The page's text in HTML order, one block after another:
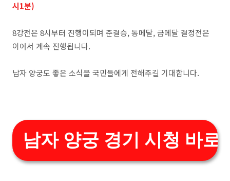
시1분)
8강전은 8시부터 진행이되며 준결승, 동메달, 금메달 결정전은
이어서 계속 진행됩니다.
남자 양궁도 좋은 소식을 국민들에게 전해주길 기대합니다.
남자 양궁 경기 시청 바로